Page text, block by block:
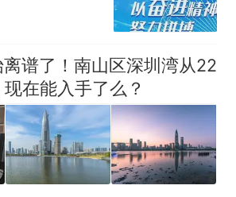
谱了！南山区深圳湾从22
在能入手了么？